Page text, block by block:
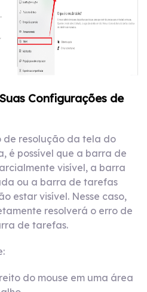
Configurações de
resolução da tela do
é possível que a barra de
visível, a barra
ou a barra de tarefas
estar visível. Nesse caso,
resolverá o erro de
de tarefas.
do mouse em uma área